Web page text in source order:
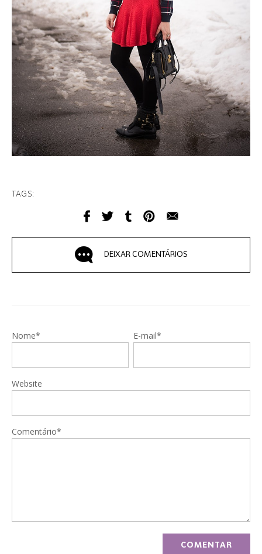
TAGS:
DEIXAR COMENTÁRIOS
Nome* E-mail*
Website
Comentário*